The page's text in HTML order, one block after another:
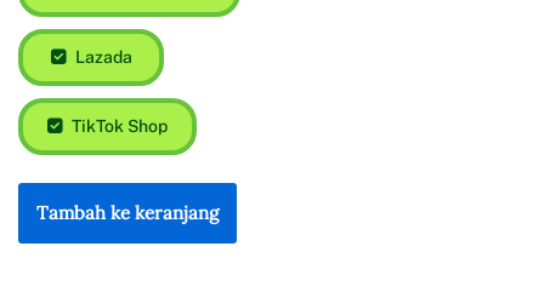
Lazada
TikTok Shop
Tambah ke keranjang